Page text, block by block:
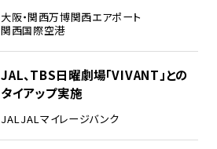
大阪・関西万博関西エアポート
関西国際空港
JAL、TBS日曜劇場「VIVANT」との
タイアップ実施
JALJALマイレージバンク